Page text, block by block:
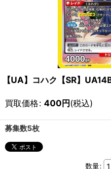
【UA】コハク【SR】
買取価格: 400円(税込)
募集数5枚
数量: